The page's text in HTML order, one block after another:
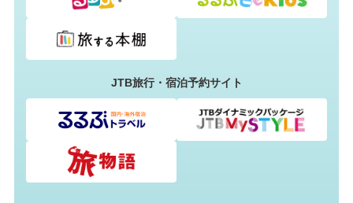
JTB旅行・宿泊予約サイト